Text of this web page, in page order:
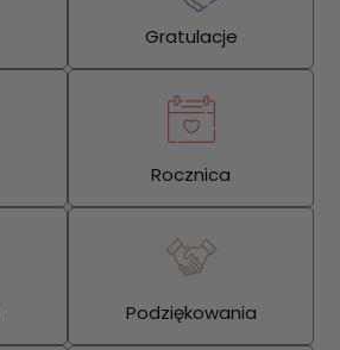
Gratulacje
Rocznica
Podziękowania